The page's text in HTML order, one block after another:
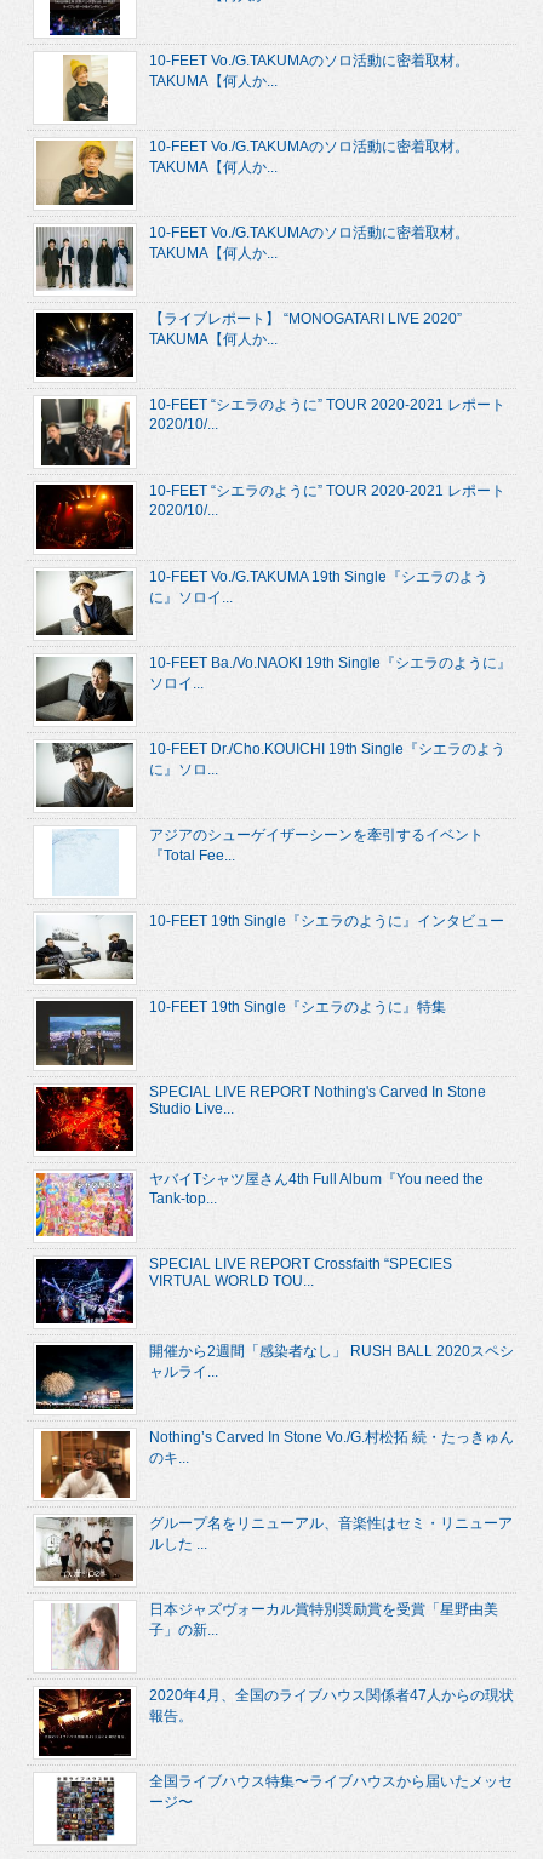
10-FEET Vo./G.TAKUMAのソロ活動に密着取材。
TAKUMA【何人か...
10-FEET Vo./G.TAKUMAのソロ活動に密着取材。
TAKUMA【何人か...
10-FEET Vo./G.TAKUMAのソロ活動に密着取材。
TAKUMA【何人か...
【ライブレポート】 “MONOGATARI LIVE 2020”
TAKUMA【何人か...
10-FEET “シエラのように” TOUR 2020-2021 レポート
2020/10/...
10-FEET “シエラのように” TOUR 2020-2021 レポート
2020/10/...
10-FEET Vo./G.TAKUMA 19th Single『シエラのよう
に』ソロイ...
10-FEET Ba./Vo.NAOKI 19th Single『シエラのように』
ソロイ...
10-FEET Dr./Cho.KOUICHI 19th Single『シエラのよう
に』ソロ...
アジアのシューゲイザーシーンを牽引するイベント
『Total Fee...
10-FEET 19th Single『シエラのように』インタビュー
10-FEET 19th Single『シエラのように』特集
SPECIAL LIVE REPORT Nothing's Carved In Stone
Studio Live...
ヤバイTシャツ屋さん4th Full Album『You need the
Tank-top...
SPECIAL LIVE REPORT Crossfaith “SPECIES
VIRTUAL WORLD TOU...
開催から2週間「感染者なし」 RUSH BALL 2020スペシ
ャルライ...
Nothing’s Carved In Stone Vo./G.村松拓 続・たっきゅん
のキ...
グループ名をリニューアル、音楽性はセミ・リニューア
ルした ...
日本ジャズヴォーカル賞特別奨励賞を受賞「星野由美
子」の新...
2020年4月、全国のライブハウス関係者47人からの現状
報告。
全国ライブハウス特集〜ライブハウスから届いたメッセ
ージ〜